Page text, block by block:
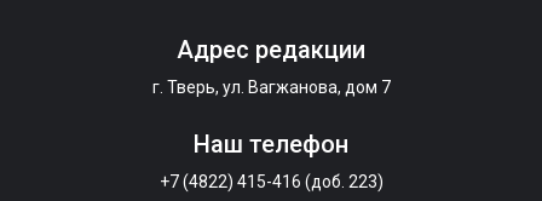
Адрес редакции
г. Тверь, ул. Вагжанова, дом 7
Наш телефон
+7 (4822) 415-416 (доб. 223)